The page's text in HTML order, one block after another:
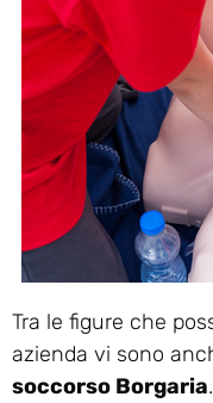
Tra le figure che
azienda vi sono
soccorso Borgaria